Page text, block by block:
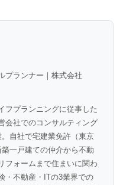
プランナー｜株式会社
フプランニングに従事した
会社でのコンサルティング
自社で宅建業免許（東京
一戸建ての仲介から不動
フォームまで住まいに関わ
・不動産・ITの3業界での